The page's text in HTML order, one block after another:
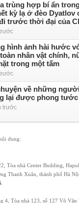
trùng hợp bí ẩn
kỳ lạ ở đèo Dyatlov
trước thời đại của
hình ảnh hài hước
nhân vật chính,
trong một tấm
về những
lại được phong tước
trước
dung:
Tòa nhà Center Building,
Thanh Xuân, thành phố Hà Nội
4, Tòa nhà 123, số 127 Võ Văn